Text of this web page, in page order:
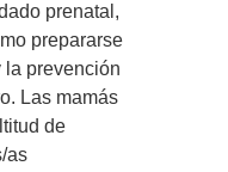
prenatal,
prepararse
la prevención
Las mamás
de
as